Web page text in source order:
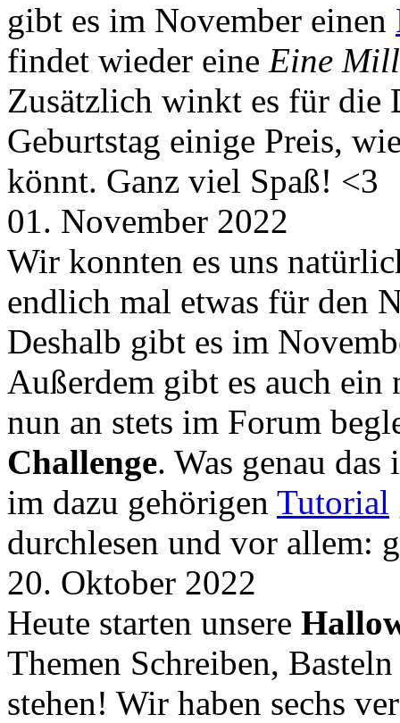
gibt es im November einen
findet wieder eine Eine
Zusätzlich winkt es für die
Geburtstag einige Preis,
könnt. Ganz viel Spaß! <3
01. November 2022
Wir konnten es uns
endlich mal etwas für den
Deshalb gibt es im
Außerdem gibt es auch ein
nun an stets im Forum
Challenge. Was genau
im dazu gehörigen Tutorial
durchlesen und vor allem:
20. Oktober 2022
Heute starten unsere
Themen Schreiben,
stehen! Wir haben sechs